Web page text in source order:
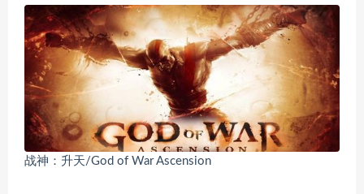
战神：升天/God of War Ascension